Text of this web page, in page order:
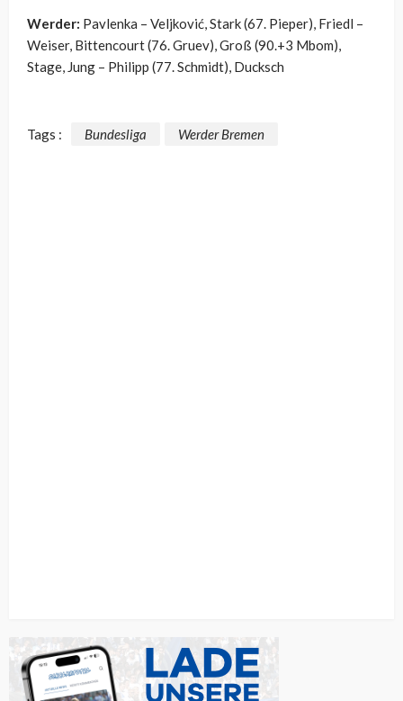
Werder: Pavlenka – Veljković, Stark (67. Pieper), Friedl –
Weiser, Bittencourt (76. Gruev), Groß (90.+3 Mbom),
Stage, Jung – Philipp (77. Schmidt), Ducksch
Tags : Bundesliga Werder Bremen